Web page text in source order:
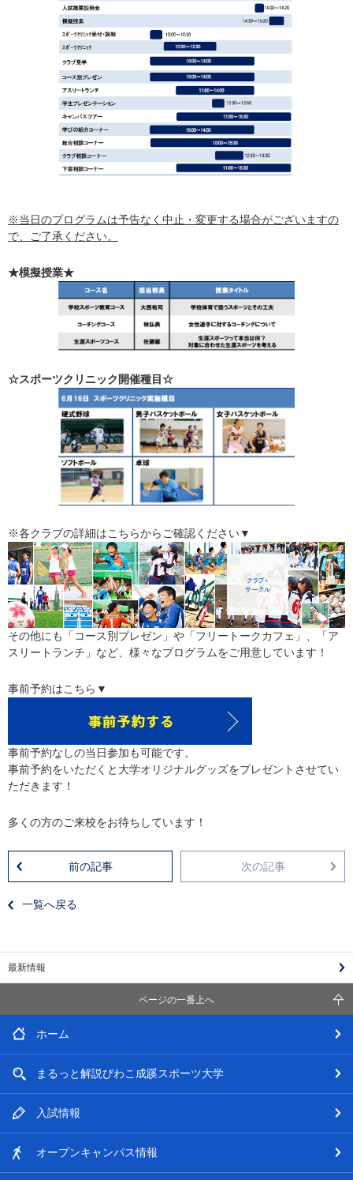
※当日のプログラムは予告なく中止・変更する場合がございますの
で、ご了承ください。
★模擬授業★
☆スポーツクリニック開催種目☆
※各クラブの詳細はこちらからご確認ください▼
その他にも「コース別プレゼン」や「フリートークカフェ」、「ア
スリートランチ」など、様々なプログラムをご用意しています！
事前予約はこちら▼
事前予約なしの当日参加も可能です。
事前予約をいただくと大学オリジナルグッズをプレゼントさせてい
ただきます！
多くの方のご来校をお待ちしています！
前の記事 次の記事
一覧へ戻る
最新情報
ページの一番上へ
ホーム
まるっと解説びわこ成蹊スポーツ大学
入試情報
オープンキャンパス情報